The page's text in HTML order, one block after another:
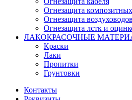
Огнезащита
Огнезащита воздуховодов
Огнезащита лстк и
ЛАКОКРАСОЧНЫЕ
Краски
Лаки
Пропитки
Грунтовки
Контакты